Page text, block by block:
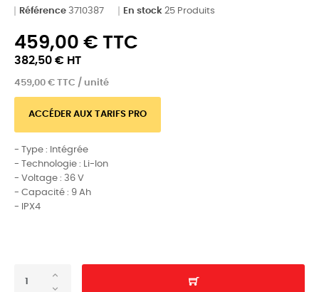
Référence 3710387 En stock 25 Produits
459,00 € TTC
382,50 € HT
459,00 € TTC / unité
ACCÉDER AUX TARIFS PRO
- Type : Intégrée
- Technologie : Li-Ion
- Voltage : 36 V
- Capacité : 9 Ah
- IPX4